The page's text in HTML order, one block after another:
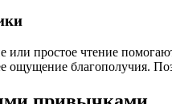
простое чтение
ощущение благополучия.